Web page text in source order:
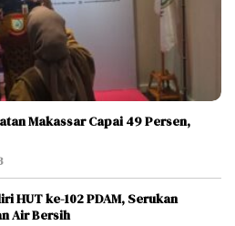
Makassar Capai 49 Persen,
HUT ke-102 PDAM, Serukan
Air Bersih